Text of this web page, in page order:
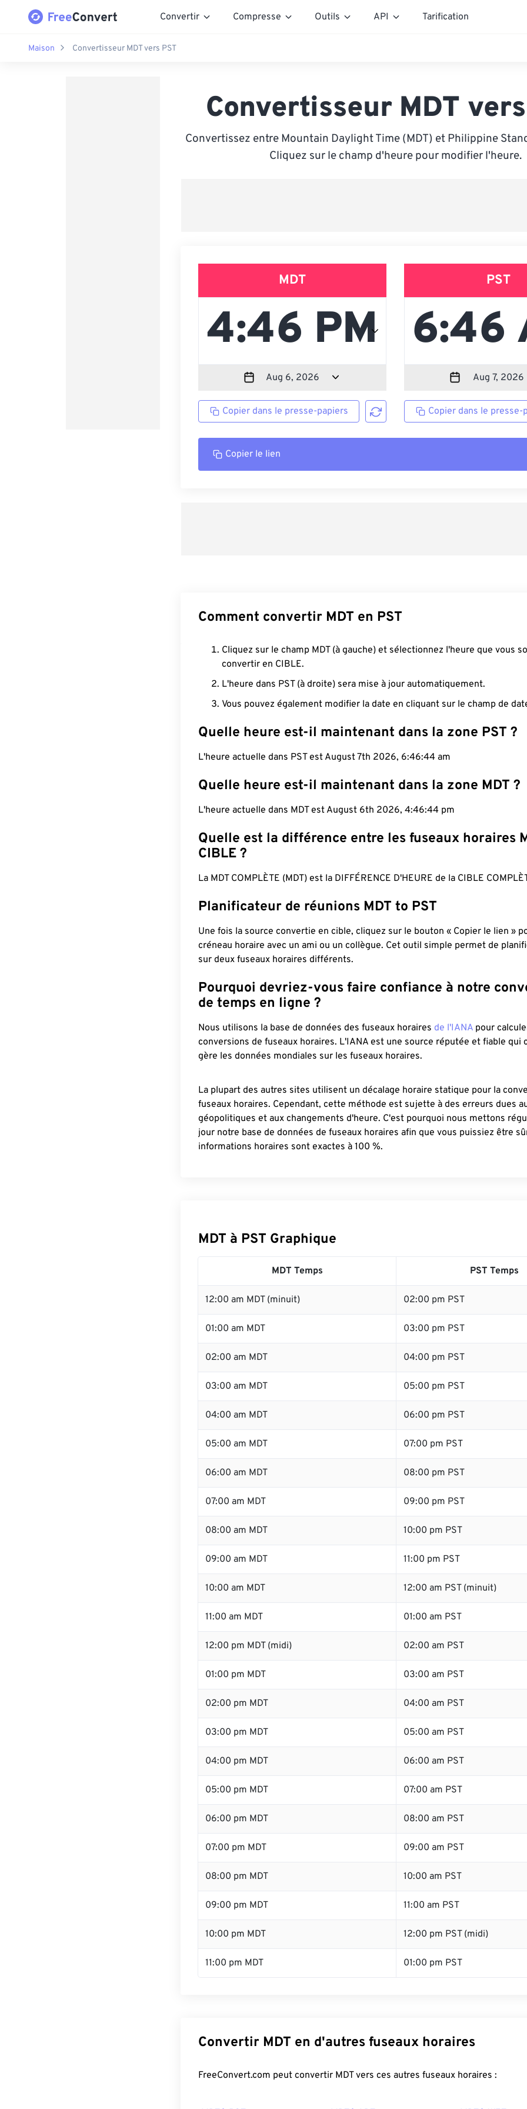
Convertir Compresse Outils API Tarification
Maison Convertisseur MDT vers PST
Convertisseur MDT
Convertissez entre Mountain Daylight Time (MDT) et Philippine
Cliquez sur le champ d'heure pour modifier l'heure.
MDT
Copier dans le presse-papiers
PST
Copier dans le presse-
Copier le lien
Comment convertir MDT en PST
Cliquez sur le champ MDT (à gauche) et sélectionnez l'heure que vous
convertir en CIBLE.
L'heure dans PST (à droite) sera mise à jour automatiquement.
Vous pouvez également modifier la date en cliquant sur le champ de
Quelle heure est-il maintenant dans la zone PST ?
L'heure actuelle dans PST est August 7th 2026, 6:46:45 am
Quelle heure est-il maintenant dans la zone MDT ?
L'heure actuelle dans MDT est August 6th 2026, 4:46:45 pm
Quelle est la différence entre les fuseaux horaires
CIBLE ?
La MDT COMPLÈTE (MDT) est la DIFFÉRENCE D'HEURE de la CIBLE
Planificateur de réunions MDT to PST
Une fois la source convertie en cible, cliquez sur le bouton « Copier le lien »
créneau horaire avec un ami ou un collègue. Cet outil simple permet de
sur deux fuseaux horaires différents.
Pourquoi devriez-vous faire confiance à notre
de temps en ligne ?
Nous utilisons la base de données des fuseaux horaires de l'IANA pour
conversions de fuseaux horaires. L'IANA est une source réputée et fiable qui
gère les données mondiales sur les fuseaux horaires.
La plupart des autres sites utilisent un décalage horaire statique pour la
fuseaux horaires. Cependant, cette méthode est sujette à des erreurs dues
géopolitiques et aux changements d'heure. C'est pourquoi nous mettons
jour notre base de données de fuseaux horaires afin que vous puissiez être
informations horaires sont exactes à 100 %.
MDT à PST Graphique
MDT Temps PST Temps
12:00 am MDT (minuit) 02:00 pm PST
01:00 am MDT 03:00 pm PST
02:00 am MDT 04:00 pm PST
03:00 am MDT 05:00 pm PST
04:00 am MDT 06:00 pm PST
05:00 am MDT 07:00 pm PST
06:00 am MDT 08:00 pm PST
07:00 am MDT 09:00 pm PST
08:00 am MDT 10:00 pm PST
09:00 am MDT 11:00 pm PST
10:00 am MDT 12:00 am PST (minuit)
11:00 am MDT 01:00 am PST
12:00 pm MDT (midi) 02:00 am PST
01:00 pm MDT 03:00 am PST
02:00 pm MDT 04:00 am PST
03:00 pm MDT 05:00 am PST
04:00 pm MDT 06:00 am PST
05:00 pm MDT 07:00 am PST
06:00 pm MDT 08:00 am PST
07:00 pm MDT 09:00 am PST
08:00 pm MDT 10:00 am PST
09:00 pm MDT 11:00 am PST
10:00 pm MDT 12:00 pm PST (midi)
11:00 pm MDT 01:00 pm PST
Convertir MDT en d'autres fuseaux horaires
FreeConvert.com peut convertir MDT vers ces autres fuseaux horaires :